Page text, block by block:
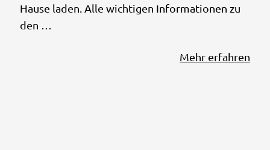
Hause laden. Alle wichtigen Informationen zu
den …
Mehr erfahren